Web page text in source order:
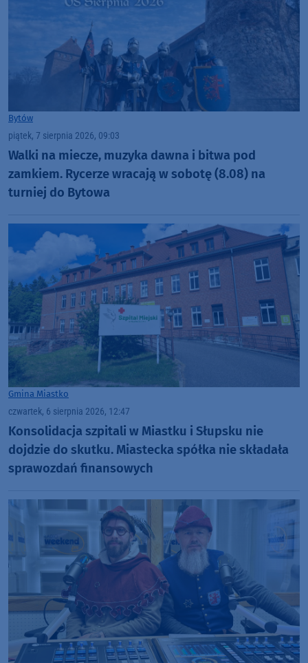
Bytów
piątek, 7 sierpnia 2026, 09:03
Walki na miecze, muzyka dawna i bitwa pod
zamkiem. Rycerze wracają w sobotę (8.08) na
turniej do Bytowa
Gmina Miastko
czwartek, 6 sierpnia 2026, 12:47
Konsolidacja szpitali w Miastku i Słupsku nie
dojdzie do skutku. Miastecka spółka nie składała
sprawozdań finansowych